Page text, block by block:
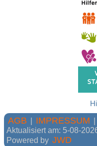
AGB IMPRESSUM
Aktualisiert am: 5-08-
Powered by JWD